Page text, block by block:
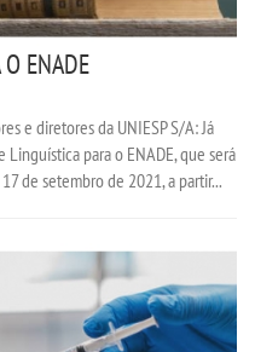
O ENADE
e diretores da UNIESP S/A: Já
Linguística para o ENADE, que será
de setembro de 2021, a partir...